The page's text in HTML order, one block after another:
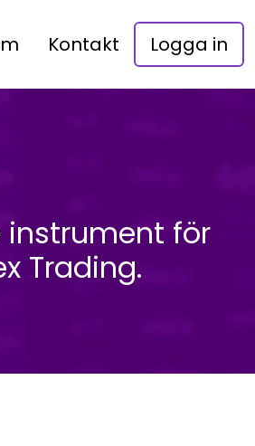
Kontakt Logga in
för
Trading.